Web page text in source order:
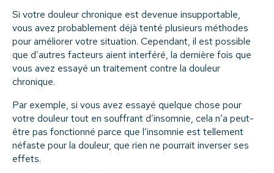
Si votre douleur chronique est devenue insupportable,
vous avez probablement déjà tenté plusieurs méthodes
pour améliorer votre situation. Cependant, il est possible
que d’autres facteurs aient interféré, la dernière fois que
vous avez essayé un traitement contre la douleur
chronique.
Par exemple, si vous avez essayé quelque chose pour
votre douleur tout en souffrant d’insomnie, cela n’a peut-
être pas fonctionné parce que l’insomnie est tellement
néfaste pour la douleur, que rien ne pourrait inverser ses
effets.